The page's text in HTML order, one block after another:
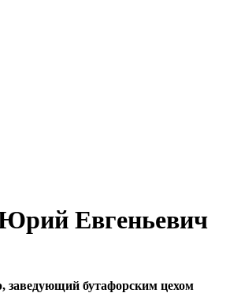
Евгеньевич
заведующий бутафорским цехом